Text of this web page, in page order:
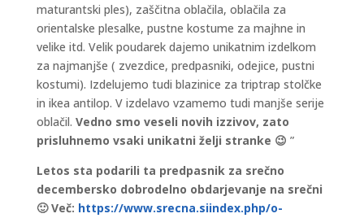
maturantski ples), zaščitna oblačila, oblačila za
orientalske plesalke, pustne kostume za majhne in
velike itd. Velik poudarek dajemo unikatnim izdelkom
za najmanjše ( zvezdice, predpasniki, odejice, pustni
kostumi). Izdelujemo tudi blazinice za triptrap stolčke
in ikea antilop. V izdelavo vzamemo tudi manjše serije
oblačil. Vedno smo veseli novih izzivov, zato
prisluhnemo vsaki unikatni želji stranke 😉 ”
Letos sta podarili ta predpasnik za srečno
decembersko dobrodelno obdarjevanje na srečni
🙂 Več: https://www.srecna.siindex.php/o-